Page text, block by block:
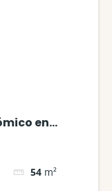
en
54 m²